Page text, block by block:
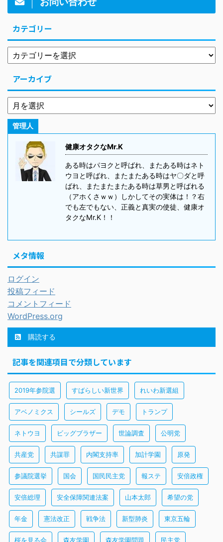
カテゴリー
アーカイブ
管理人
健康オタクなMr.K
ある時はパヨクと呼ばれ、またある時はネト
ウヨと呼ばれ、またまたある時はヤ〇ダと呼
ばれ、またまたまたある時は草男と呼ばれる
（アホくさｗｗ）しかしてその実体は！？右
でも左でもない、正義と真実の使徒、健康オ
タクなMr.K！！
メタ情報
ログイン
投稿フィード
コメントフィード
WordPress.org
購読する
記事を関連項目で分類しています
2019年参院選 すばらしい新世界 れいわ新選組
アベノミクス シールズ デモ トランプ
ネトウヨ ビッグブラザー 世論調査 公明党
共産党 共謀罪 内閣支持率 加計学園 原発
参議院選挙 国会 国民民主党 報ステ 安倍政権
安倍総理 安全保障関連法案 山本太郎 希望の党
年金 憲法改正 戦争法 新型肺炎 東京五輪
桜を見る会 森友学園 森友学園問題 民主党